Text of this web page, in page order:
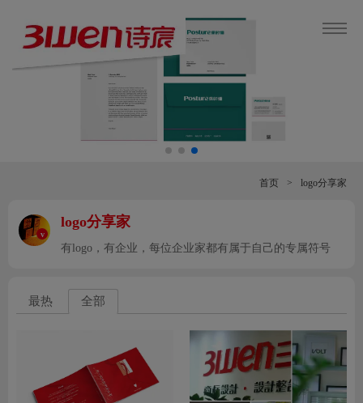
首页 > logo分享家
v
logo分享家
有logo，有企业，每位企业家都有属于自己的专属符号
最热 全部